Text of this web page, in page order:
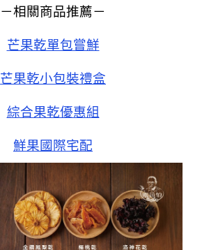
－相關商品推薦－
芒果乾單包嘗鮮
芒果乾小包裝禮盒
綜合果乾優惠組
鮮果國際宅配